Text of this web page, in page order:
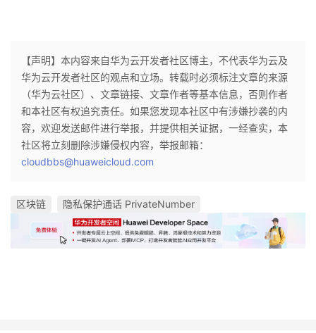
【声明】本内容来自华为云开发者社区博主，不代表华为云及
华为云开发者社区的观点和立场。转载时必须标注文章的来源
（华为云社区）、文章链接、文章作者等基本信息，否则作者
和本社区有权追究责任。如果您发现本社区中有涉嫌抄袭的内
容，欢迎发送邮件进行举报，并提供相关证据，一经查实，本
社区将立刻删除涉嫌侵权内容，举报邮箱：
cloudbbs@huaweicloud.com
区块链 隐私保护通话 PrivateNumber